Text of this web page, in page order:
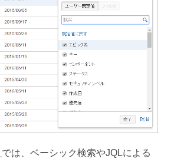
では、ベーシック検索やJQLによる